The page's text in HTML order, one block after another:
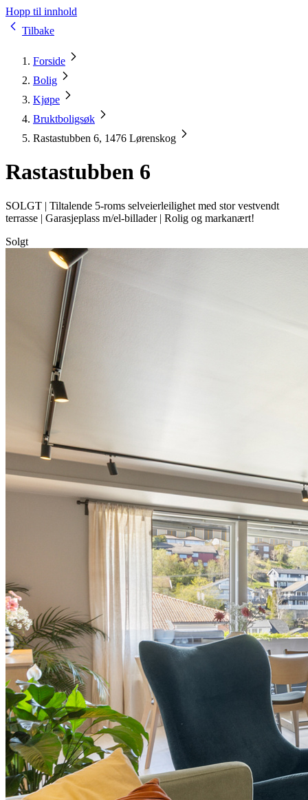
Hopp til innhold
Tilbake
Forside
Bolig
Kjøpe
Bruktboligsøk
Rastastubben 6, 1476 Lørenskog
Rastastubben 6
SOLGT | Tiltalende 5-roms selveierleilighet med stor vestvendt
terrasse | Garasjeplass m/el-billader | Rolig og markanært!
Solgt